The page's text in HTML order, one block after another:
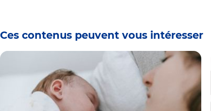
Ces contenus peuvent vous intéresser